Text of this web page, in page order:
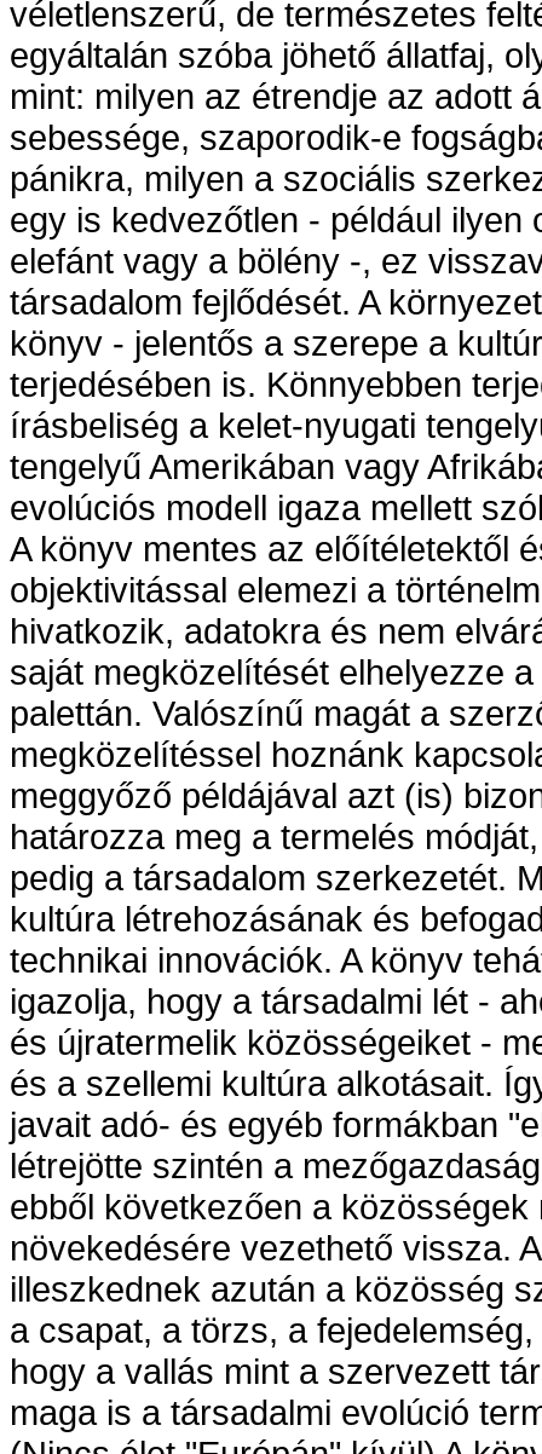
véletlenszerű, de természetes
egyáltalán szóba jöhető állatfaj,
mint: milyen az étrendje az adott
sebessége, szaporodik-e
pánikra, milyen a szociális
egy is kedvezőtlen - például
elefánt vagy a bölény -, ez
társadalom fejlődését. A
könyv - jelentős a szerepe a
terjedésében is. Könnyebben
írásbeliség a kelet-nyugati
tengelyű Amerikában vagy
evolúciós modell igaza mellett
A könyv mentes az előítéletektől
objektivitással elemezi a
hivatkozik, adatokra és nem
saját megközelítését elhelyezze
palettán. Valószínű magát a
megközelítéssel hoznánk
meggyőző példájával azt (is)
határozza meg a termelés
pedig a társadalom szerkezetét.
kultúra létrehozásának és
technikai innovációk. A könyv
igazolja, hogy a társadalmi lét -
és újratermelik közösségeiket -
és a szellemi kultúra alkotásait.
javait adó- és egyéb formákban
létrejötte szintén a
ebből következően a
növekedésére vezethető vissza.
illeszkednek azután a közösség
a csapat, a törzs, a
hogy a vallás mint a szervezett
maga is a társadalmi evolúció